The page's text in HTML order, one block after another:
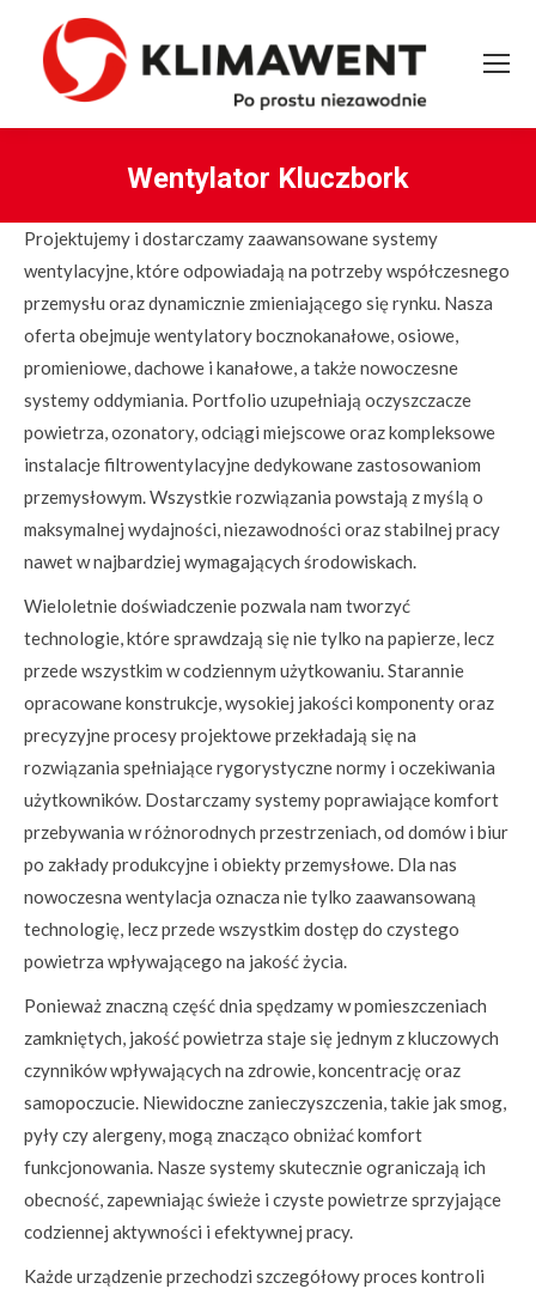
Wentylator Kluczbork
Projektujemy i dostarczamy zaawansowane systemy
wentylacyjne, które odpowiadają na potrzeby współczesnego
przemysłu oraz dynamicznie zmieniającego się rynku. Nasza
oferta obejmuje wentylatory bocznokanałowe, osiowe,
promieniowe, dachowe i kanałowe, a także nowoczesne
systemy oddymiania. Portfolio uzupełniają oczyszczacze
powietrza, ozonatory, odciągi miejscowe oraz kompleksowe
instalacje filtrowentylacyjne dedykowane zastosowaniom
przemysłowym. Wszystkie rozwiązania powstają z myślą o
maksymalnej wydajności, niezawodności oraz stabilnej pracy
nawet w najbardziej wymagających środowiskach.
Wieloletnie doświadczenie pozwala nam tworzyć
technologie, które sprawdzają się nie tylko na papierze, lecz
przede wszystkim w codziennym użytkowaniu. Starannie
opracowane konstrukcje, wysokiej jakości komponenty oraz
precyzyjne procesy projektowe przekładają się na
rozwiązania spełniające rygorystyczne normy i oczekiwania
użytkowników. Dostarczamy systemy poprawiające komfort
przebywania w różnorodnych przestrzeniach, od domów i biur
po zakłady produkcyjne i obiekty przemysłowe. Dla nas
nowoczesna wentylacja oznacza nie tylko zaawansowaną
technologię, lecz przede wszystkim dostęp do czystego
powietrza wpływającego na jakość życia.
Ponieważ znaczną część dnia spędzamy w pomieszczeniach
zamkniętych, jakość powietrza staje się jednym z kluczowych
czynników wpływających na zdrowie, koncentrację oraz
samopoczucie. Niewidoczne zanieczyszczenia, takie jak smog,
pyły czy alergeny, mogą znacząco obniżać komfort
funkcjonowania. Nasze systemy skutecznie ograniczają ich
obecność, zapewniając świeże i czyste powietrze sprzyjające
codziennej aktywności i efektywnej pracy.
Każde urządzenie przechodzi szczegółowy proces kontroli